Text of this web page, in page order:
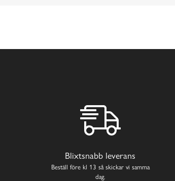
Blixtsnabb leverans
Beställ före kl 13 så skickar vi samma
dag.